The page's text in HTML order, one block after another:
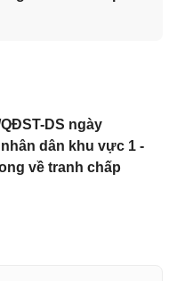
DS ngày
dân khu vực 1 -
về tranh chấp